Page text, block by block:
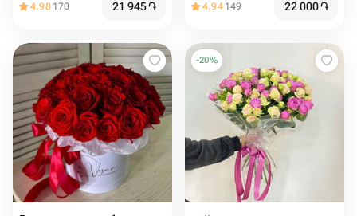
4.98 170 21 945֏ 4.94 149 22 000֏
-20%